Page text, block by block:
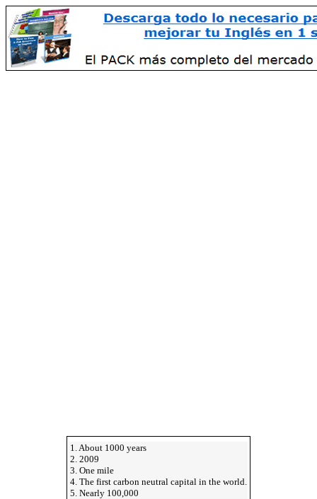
1. About 1000 years
2. 2009
3. One mile
4. The first carbon neutral capital in the world.
5. Nearly 100,000